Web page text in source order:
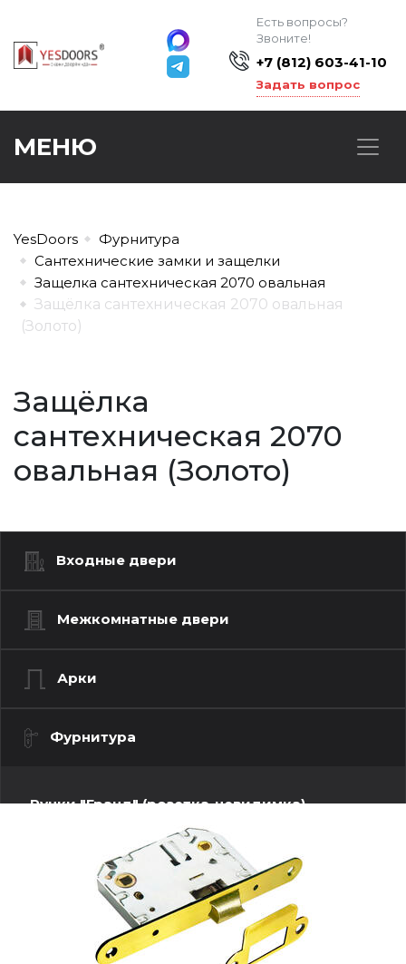
Есть вопросы?
Звоните!
+7 (812) 603-41-10
Задать вопрос
МЕНЮ
YesDoors
Фурнитура
Сантехнические замки и защелки
Защелка сантехническая 2070 овальная
Защёлка сантехническая 2070 овальная
(Золото)
Защёлка
сантехническая 2070
овальная (Золото)
Входные двери
Межкомнатные двери
Арки
Фурнитура
Ручки "Гранд" (розетка-невидимка)
Ручки "Люкс" (моно квадрат)
Ручки "Люкс" (моно-круг)
Ручки "Стандарт" (квадратная розетка)
Ручки "Стандарт" (круглая розетка)
Ручки "Стандарт" (фигурная розетка)